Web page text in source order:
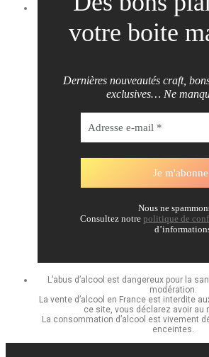
votre boite
Dernières nouveautés craft,
exclusives… Ne
Nous ne
Consultez notre politique de
L’abus d’alcool est dangereux pour la
modération.
La vente d’alcool en France est interdite
ce site, vous déclarez avoir au
La consommation d’alcool est vivement
enceintes.